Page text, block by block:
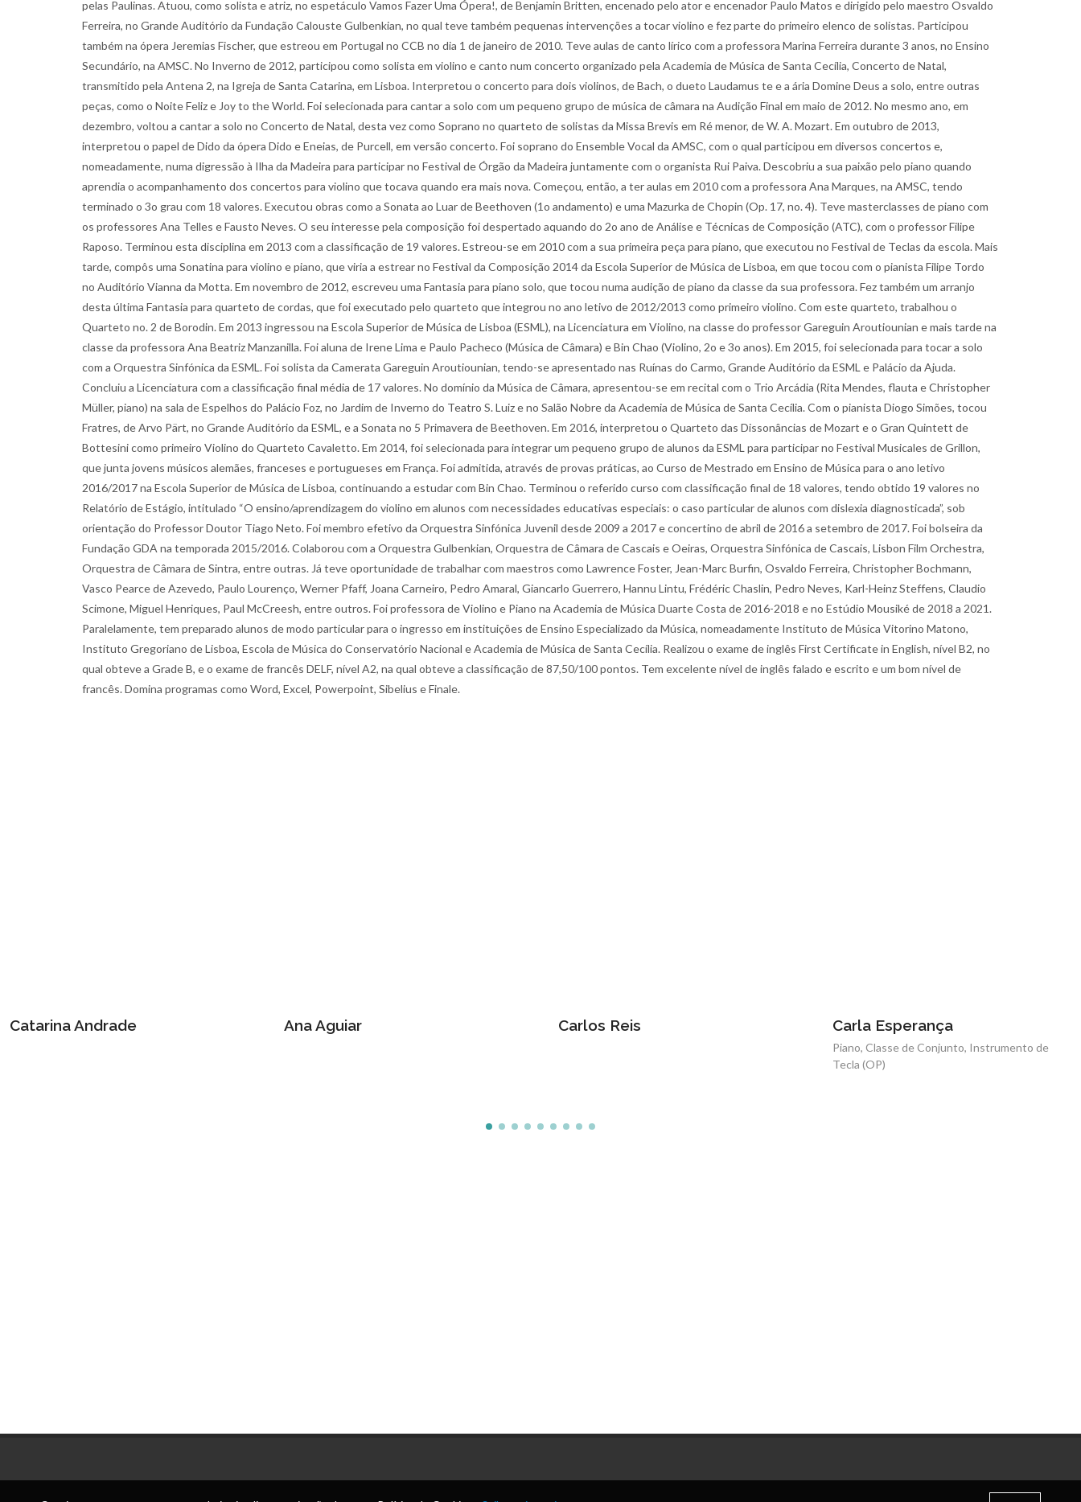
pelas Paulinas. Atuou, como solista e atriz, no espetáculo Vamos Fazer Uma Ópera!, de Benjamin Britten, encenado pelo ator e encenador Paulo Matos e dirigido pelo maestro Osvaldo
Ferreira, no Grande Auditório da Fundação Calouste Gulbenkian, no qual teve também pequenas intervenções a tocar violino e fez parte do primeiro elenco de solistas. Participou
também na ópera Jeremias Fischer, que estreou em Portugal no CCB no dia 1 de janeiro de 2010. Teve aulas de canto lírico com a professora Marina Ferreira durante 3 anos, no Ensino
Secundário, na AMSC. No Inverno de 2012, participou como solista em violino e canto num concerto organizado pela Academia de Música de Santa Cecília, Concerto de Natal,
transmitido pela Antena 2, na Igreja de Santa Catarina, em Lisboa. Interpretou o concerto para dois violinos, de Bach, o dueto Laudamus te e a ária Domine Deus a solo, entre outras
peças, como o Noite Feliz e Joy to the World. Foi selecionada para cantar a solo com um pequeno grupo de música de câmara na Audição Final em maio de 2012. No mesmo ano, em
dezembro, voltou a cantar a solo no Concerto de Natal, desta vez como Soprano no quarteto de solistas da Missa Brevis em Ré menor, de W. A. Mozart. Em outubro de 2013,
interpretou o papel de Dido da ópera Dido e Eneias, de Purcell, em versão concerto. Foi soprano do Ensemble Vocal da AMSC, com o qual participou em diversos concertos e,
nomeadamente, numa digressão à Ilha da Madeira para participar no Festival de Órgão da Madeira juntamente com o organista Rui Paiva. Descobriu a sua paixão pelo piano quando
aprendia o acompanhamento dos concertos para violino que tocava quando era mais nova. Começou, então, a ter aulas em 2010 com a professora Ana Marques, na AMSC, tendo
terminado o 3o grau com 18 valores. Executou obras como a Sonata ao Luar de Beethoven (1o andamento) e uma Mazurka de Chopin (Op. 17, no. 4). Teve masterclasses de piano com
os professores Ana Telles e Fausto Neves. O seu interesse pela composição foi despertado aquando do 2o ano de Análise e Técnicas de Composição (ATC), com o professor Filipe
Raposo. Terminou esta disciplina em 2013 com a classificação de 19 valores. Estreou-se em 2010 com a sua primeira peça para piano, que executou no Festival de Teclas da escola. Mais
tarde, compôs uma Sonatina para violino e piano, que viria a estrear no Festival da Composição 2014 da Escola Superior de Música de Lisboa, em que tocou com o pianista Filipe Tordo
no Auditório Vianna da Motta. Em novembro de 2012, escreveu uma Fantasia para piano solo, que tocou numa audição de piano da classe da sua professora. Fez também um arranjo
desta última Fantasia para quarteto de cordas, que foi executado pelo quarteto que integrou no ano letivo de 2012/2013 como primeiro violino. Com este quarteto, trabalhou o
Quarteto no. 2 de Borodin. Em 2013 ingressou na Escola Superior de Música de Lisboa (ESML), na Licenciatura em Violino, na classe do professor Gareguin Aroutiounian e mais tarde na
classe da professora Ana Beatriz Manzanilla. Foi aluna de Irene Lima e Paulo Pacheco (Música de Câmara) e Bin Chao (Violino, 2o e 3o anos). Em 2015, foi selecionada para tocar a solo
com a Orquestra Sinfónica da ESML. Foi solista da Camerata Gareguin Aroutiounian, tendo-se apresentado nas Ruínas do Carmo, Grande Auditório da ESML e Palácio da Ajuda.
Concluiu a Licenciatura com a classificação final média de 17 valores. No domínio da Música de Câmara, apresentou-se em recital com o Trio Arcádia (Rita Mendes, flauta e Christopher
Müller, piano) na sala de Espelhos do Palácio Foz, no Jardim de Inverno do Teatro S. Luiz e no Salão Nobre da Academia de Música de Santa Cecília. Com o pianista Diogo Simões, tocou
Fratres, de Arvo Pärt, no Grande Auditório da ESML, e a Sonata no 5 Primavera de Beethoven. Em 2016, interpretou o Quarteto das Dissonâncias de Mozart e o Gran Quintett de
Bottesini como primeiro Violino do Quarteto Cavaletto. Em 2014, foi selecionada para integrar um pequeno grupo de alunos da ESML para participar no Festival Musicales de Grillon,
que junta jovens músicos alemães, franceses e portugueses em França. Foi admitida, através de provas práticas, ao Curso de Mestrado em Ensino de Música para o ano letivo
2016/2017 na Escola Superior de Música de Lisboa, continuando a estudar com Bin Chao. Terminou o referido curso com classificação final de 18 valores, tendo obtido 19 valores no
Relatório de Estágio, intitulado “O ensino/aprendizagem do violino em alunos com necessidades educativas especiais: o caso particular de alunos com dislexia diagnosticada”, sob
orientação do Professor Doutor Tiago Neto. Foi membro efetivo da Orquestra Sinfónica Juvenil desde 2009 a 2017 e concertino de abril de 2016 a setembro de 2017. Foi bolseira da
Fundação GDA na temporada 2015/2016. Colaborou com a Orquestra Gulbenkian, Orquestra de Câmara de Cascais e Oeiras, Orquestra Sinfónica de Cascais, Lisbon Film Orchestra,
Orquestra de Câmara de Sintra, entre outras. Já teve oportunidade de trabalhar com maestros como Lawrence Foster, Jean-Marc Burfin, Osvaldo Ferreira, Christopher Bochmann,
Vasco Pearce de Azevedo, Paulo Lourenço, Werner Pfaff, Joana Carneiro, Pedro Amaral, Giancarlo Guerrero, Hannu Lintu, Frédéric Chaslin, Pedro Neves, Karl-Heinz Steffens, Claudio
Scimone, Miguel Henriques, Paul McCreesh, entre outros. Foi professora de Violino e Piano na Academia de Música Duarte Costa de 2016-2018 e no Estúdio Mousiké de 2018 a 2021.
Paralelamente, tem preparado alunos de modo particular para o ingresso em instituições de Ensino Especializado da Música, nomeadamente Instituto de Música Vitorino Matono,
Instituto Gregoriano de Lisboa, Escola de Música do Conservatório Nacional e Academia de Música de Santa Cecília. Realizou o exame de inglês First Certificate in English, nível B2, no
qual obteve a Grade B, e o exame de francês DELF, nível A2, na qual obteve a classificação de 87,50/100 pontos. Tem excelente nível de inglês falado e escrito e um bom nível de
francês. Domina programas como Word, Excel, Powerpoint, Sibelius e Finale.
Catarina Andrade Ana Aguiar Carlos Reis Carla Esperança
Piano, Classe de Conjunto, Instrumento de
Tecla (OP)